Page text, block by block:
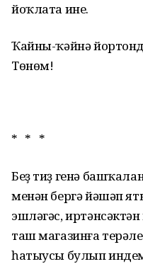
йоҡлата ине.
Ҡайны-ҡәйнә
Төнөм!
* * *
Беҙ тиҙ генә
менән бергә йәшәп
эшләгәс,
таш магазинға
һатыусы булып